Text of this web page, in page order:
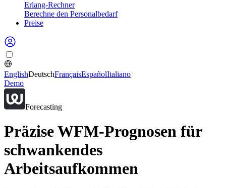
Erlang-Rechner
Berechne den Personalbedarf
Preise
EnglishDeutschFrançaisEspañolItaliano
Demo
Forecasting
Präzise WFM-Prognosen für
schwankendes
Arbeitsaufkommen